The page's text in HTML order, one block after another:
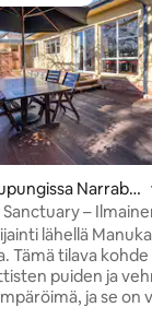
5/5, 207 arvostelua
Narrabu
–
lähellä
Tämä tilava kohde
puiden ja
ja se on